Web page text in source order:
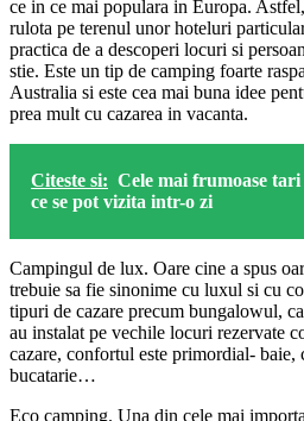
ce in ce mai populara in Europa.
rulota pe terenul unor hoteluri
practica de a descoperi locuri si
stie. Este un tip de camping foarte
Australia si este cea mai buna idee
prea mult cu cazarea in vacanta.
Citeste si: Cele mai frumoase
ce se pot vizita intr-o zi
Campingul de lux. Oare cine a spus
trebuie sa fie sinonime cu luxul si cu
tipuri de cazare precum bungalowul,
au instalat pe vechile locuri rezervate
cazare, confortul este primordial- baie,
bucatarie…
Eco camping. Una din cele mai